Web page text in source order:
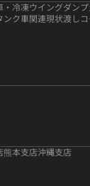
・冷凍ウイングダンプ
ンク車関連現状渡し
熊本支店沖縄支店